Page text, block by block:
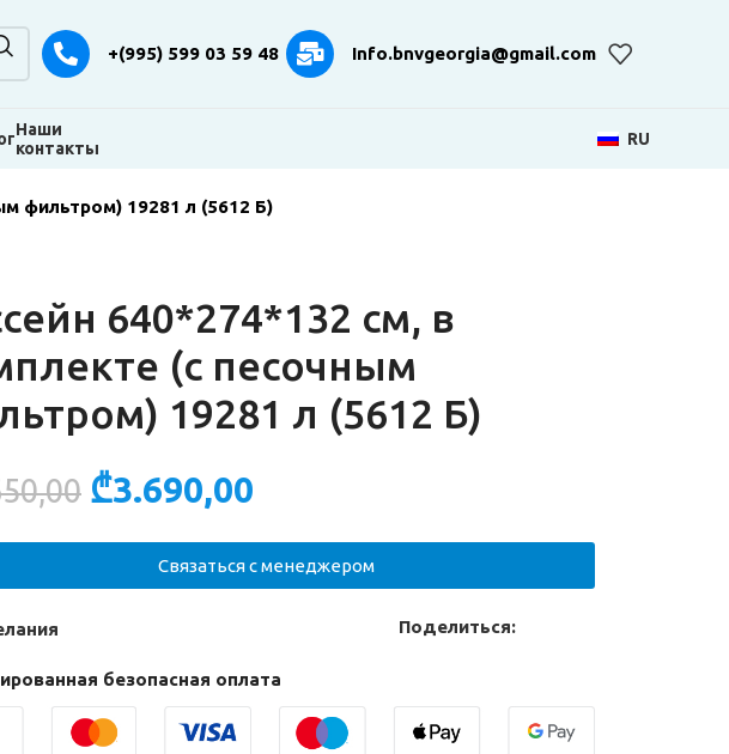
+(995) 599 03 59 48 Info.bnvgeorgia@gmail.com
Наши
контакты
RU
фильтром) 19281 л (5612 Б)
640*274*132 см, в
(с песочным
19281 л (5612 Б)
₾3.690,00
Связаться с менеджером
Поделиться:
безопасная оплата